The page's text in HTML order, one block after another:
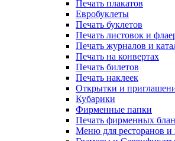
Печать плакатов
Евробуклеты
Печать буклетов
Печать листовок и
Печать журналов и
Печать на конвертах
Печать билетов
Печать наклеек
Открытки и
Кубарики
Фирменные папки
Печать фирменных
Меню для ресторанов и